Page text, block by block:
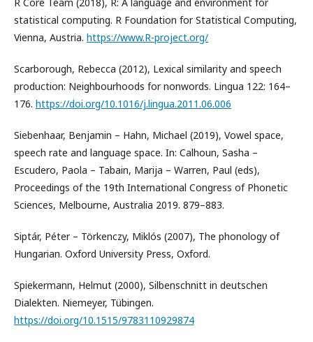
statistical computing. R Foundation for Statistical Computing,
Vienna, Austria. https://www.R-project.org/
Scarborough, Rebecca (2012), Lexical similarity and speech
production: Neighbourhoods for nonwords. Lingua 122: 164–
176. https://doi.org/10.1016/j.lingua.2011.06.006
Siebenhaar, Benjamin – Hahn, Michael (2019), Vowel space,
speech rate and language space. In: Calhoun, Sasha –
Escudero, Paola – Tabain, Marija – Warren, Paul (eds),
Proceedings of the 19th International Congress of Phonetic
Sciences, Melbourne, Australia 2019. 879–883.
Siptár, Péter – Törkenczy, Miklós (2007), The phonology of
Hungarian. Oxford University Press, Oxford.
Spiekermann, Helmut (2000), Silbenschnitt in deutschen
Dialekten. Niemeyer, Tübingen.
https://doi.org/10.1515/9783110929874